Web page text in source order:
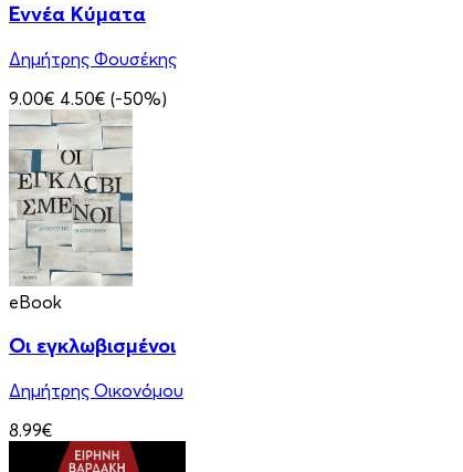
Εννέα Κύματα
Δημήτρης Φουσέκης
9.00€ 4.50€ (-50%)
eBook
Οι εγκλωβισμένοι
Δημήτρης Οικονόμου
8.99€